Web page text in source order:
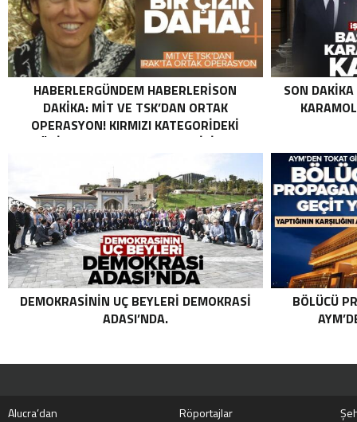
HABERLERGÜNDEM HABERLERISON
DAKIKA: MİT VE TSK’DAN ORTAK
OPERASYON! KIRMIZI KATEGORIDEKI
TERÖRIST NAZLI TAŞPINAR ETKISIZ HALE
ORTAK OPERASYON! KIRMIZI
KATEGORIDEKI TERÖRIST NAZLI
TAŞPINAR ETKISIZ HALE GETIRILDI .
SON
DEMOKRASININ UÇ BEYLERI DEMOKRASI
ADASI’NDA.
BÖLÜCÜ
Alucra’dan Röportajlar